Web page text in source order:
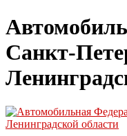
Санкт-